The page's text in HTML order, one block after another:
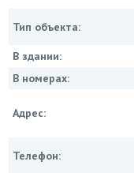
Тип объекта:
В здании:
В номерах:
Адрес:
Телефон: